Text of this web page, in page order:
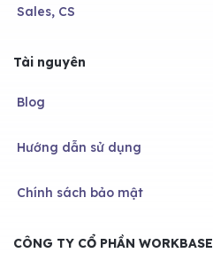
Sales, CS
Tài nguyên
Blog
Hướng dẫn sử dụng
Chính sách bảo mật
CÔNG TY CỔ PHẦN WORKBASE